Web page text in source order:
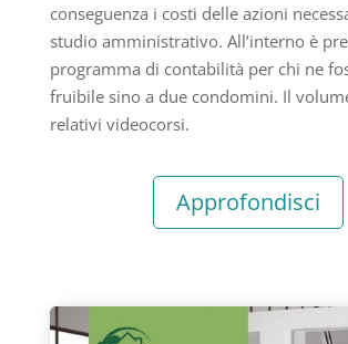
conseguenza i costi delle azioni
studio amministrativo. All’interno è
programma di contabilità per chi ne
fruibile sino a due condomini. Il
relativi videocorsi.
Approfondisci